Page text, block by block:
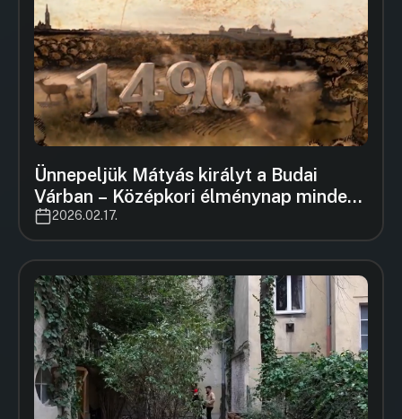
Ünnepeljük Mátyás királyt a Budai
Várban – Középkori élménynap minden
korosztálynak 🎉👑
2026.02.17.